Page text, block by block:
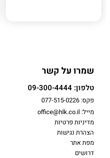
שמרו על קשר
טלפון: 09-300-4444
פקס: 077-515-0226
מייל: office@hlk.co.il
מדיניות פרטיות
הצהרת נגישות
מפת אתר
דרושים